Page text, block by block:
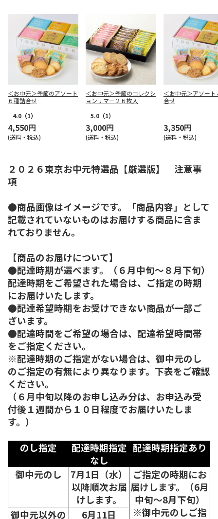
＜お中元＞季節のアソート
６種詰合せ
4.0 （1）
4,550円
(送料・税込)
＜お中元＞季節のコレクシ
ョンサマー２６枚入
5.0 （1）
3,000円
(送料・税込)
＜お中元＞アソート
合せ
3,350円
(送料・税込)
２０２６東京お中元特選品【厳選版】 注意事
項
●商品画像はイメージです。「商品内容」として
記載されていないものはお届けする商品に含ま
れておりません。
【商品のお届けについて】
●配達時期が選べます。（６月中旬～８月下旬）
配達時期をご希望された場合は、ご指定の時期
にお届けいたします。
●配達希望時期をお受けできない商品が一部ご
ざいます。
●配達時間をご希望の場合は、配達希望時間帯
をご指定ください。
※配達時期のご指定がない場合は、御中元のし
のご指定の有無により異なります。下表をご確認
ください。
（６月中旬以降のお申し込み分は、お申込み受
付後１週間から１０日程度でお届けいたしま
す。）
のし指定
配達時期指定
なし
配達時期指定あり
御中元のし
7月1日（水）
以降順次お届
けします。
ご指定の時期にお
届けします。（6月
中旬～8月下旬）
※御中元のしご指
御中元以外の 6月11日